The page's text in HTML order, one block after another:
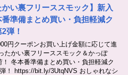
かい裏フリーススモック】新入
準備まとめ買い・負担軽減ク
弾！
円クーポンお買い上げ金額に応じて進
たかい裏フリーススモック＆かっぽ
！ 冬本番準備まとめ買い・負担軽減ク
！ https://bit.ly/3UtqNVS おしゃれなシ